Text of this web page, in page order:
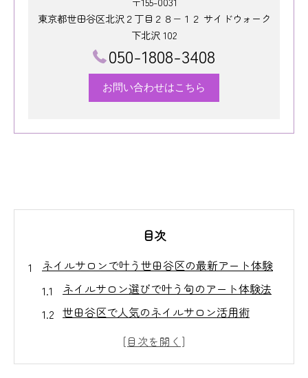
東京都世田谷区北沢２丁目２８−１２ サイドウォーク
下北沢 102
050-1808-3408
お問い合わせはこちら
目次
ネイルサロンで叶う世田谷区の最新アート体験
ネイルサロン選びで叶う旬のアート体験法
世田谷区で人気のネイルサロン活用術
ネイルサロンならではの新しいアート提案